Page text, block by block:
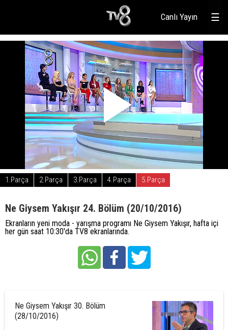
☰
Canlı Yayın
1.Parça 2.Parça 3.Parça 4.Parça 5.Parça
Ne Giysem Yakışır 24. Bölüm (20/10/2016)
Ekranların yeni moda - yarışma programı Ne Giysem Yakışır, hafta içi
her gün saat 10:30'da TV8 ekranlarında.
Ne Giysem Yakışır 30. Bölüm
(28/10/2016)